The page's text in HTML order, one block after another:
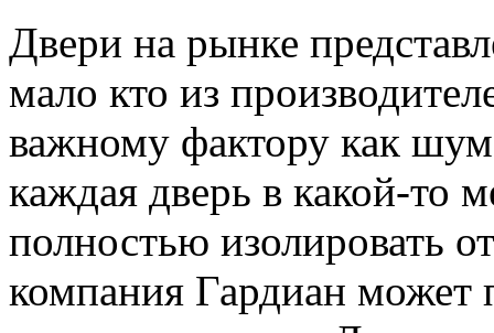
Двери на рынке
мало кто из
важному фактору как
каждая дверь в какой-то
полностью изолировать
компания Гардиан может